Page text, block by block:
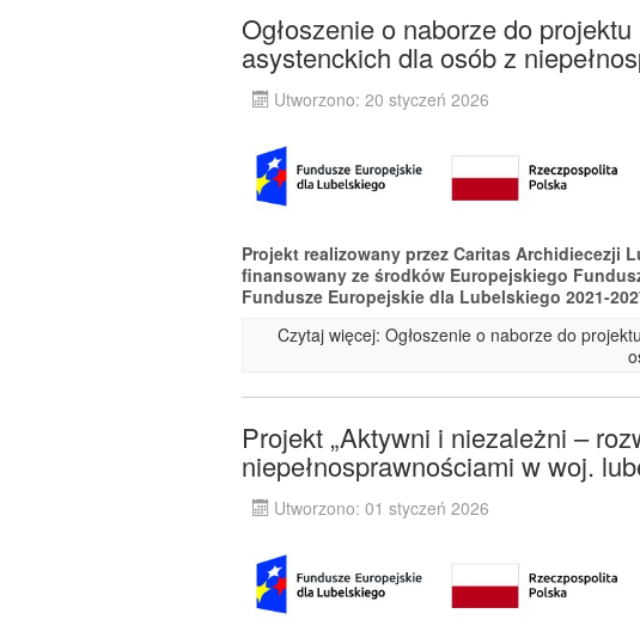
Ogłoszenie o naborze do
asystenckich dla osób z
Utworzono: 20 styczeń 2026
Projekt realizowany przez Caritas Archidiecezji
finansowany ze środków Europejskiego
Fundusze Europejskie dla Lubelskiego 2021-
Czytaj więcej: Ogłoszenie o naborze do
Projekt „Aktywni i niezależni –
niepełnosprawnościami w woj.
Utworzono: 01 styczeń 2026